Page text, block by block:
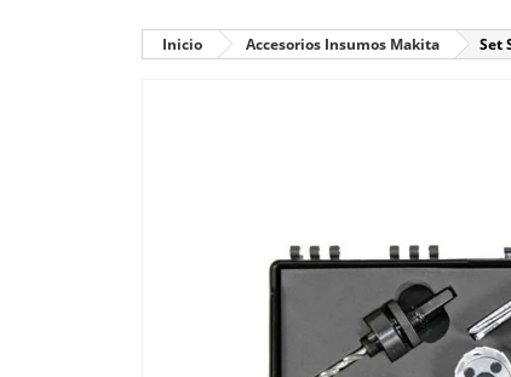
Inicio Accesorios Insumos Makita Set